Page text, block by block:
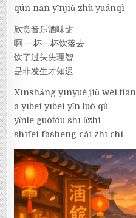
qún nán yǐnjiǔ zhù yuánqì
欣赏音乐酒味甜
啊 一杯一杯饮落去
饮了过头失理智
是非发生才知迟
Xīnshǎng yīnyuè jiǔ wèi tián
a yībēi yībēi yǐn luò qù
yǐnle guòtóu shī lǐzhì
shìfēi fāshēng cái zhī chí